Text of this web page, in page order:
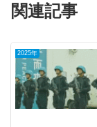
関連記事
2025年